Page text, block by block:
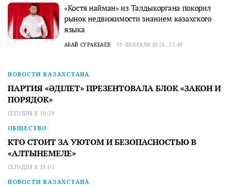
«Костя найман» из Талдыкоргана покорил
рынок недвижимости знанием казахского
языка
АБАЙ СУРАКБАЕВ 19 ФЕВРАЛЯ 2026, 21:49
НОВОСТИ КАЗАХСТАНА
ПАРТИЯ «ӘДІЛЕТ» ПРЕЗЕНТОВАЛА БЛОК «ЗАКОН И
ПОРЯДОК»
СЕГОДНЯ В 18:29
ОБЩЕСТВО
КТО СТОИТ ЗА УЮТОМ И БЕЗОПАСНОСТЬЮ В
«АЛТЫНЕМЕЛЕ»
СЕГОДНЯ В 18:01
НОВОСТИ КАЗАХСТАНА